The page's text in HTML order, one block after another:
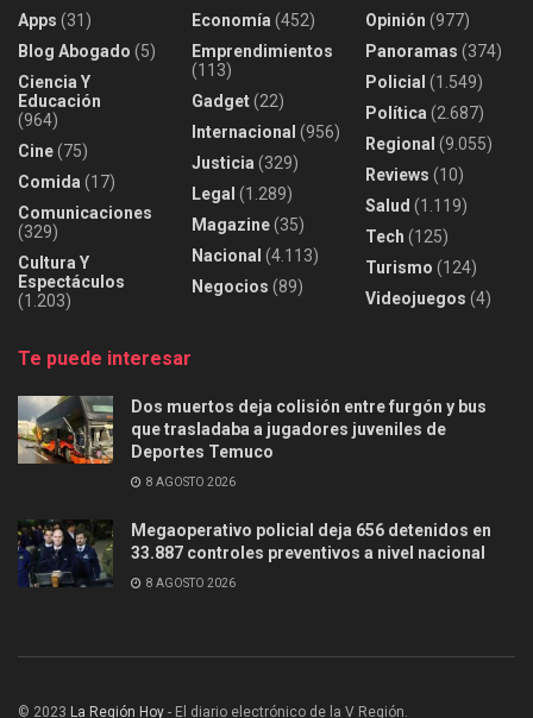
Apps (31)
Blog Abogado (5)
Ciencia Y
Educación
(964)
Cine(75)
Comida (17)
Comunicaciones
(329)
Cultura Y
Espectáculos
(1.203)
Economía (452)
Emprendimientos
(113)
Gadget(22)
Internacional (956)
Justicia (329)
Legal (1.289)
Magazine(35)
Nacional (4.113)
Negocios (89)
Opinión (977)
Panoramas (374)
Policial (1.549)
Política (2.687)
Regional (9.055)
Reviews (10)
Salud (1.119)
Tech (125)
Turismo (124)
Videojuegos (4)
Te puede interesar
Dos muertos deja colisión entre furgón y bus
que trasladaba a jugadores juveniles de
Deportes Temuco
8 AGOSTO 2026
Megaoperativo policial deja 656 detenidos en
33.887 controles preventivos a nivel nacional
8 AGOSTO 2026
© 2023 La Región Hoy - El diario electrónico de la V Región.